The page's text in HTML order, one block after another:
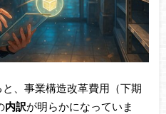
、事業構造改革費用（下期
内訳が明らかになっていま